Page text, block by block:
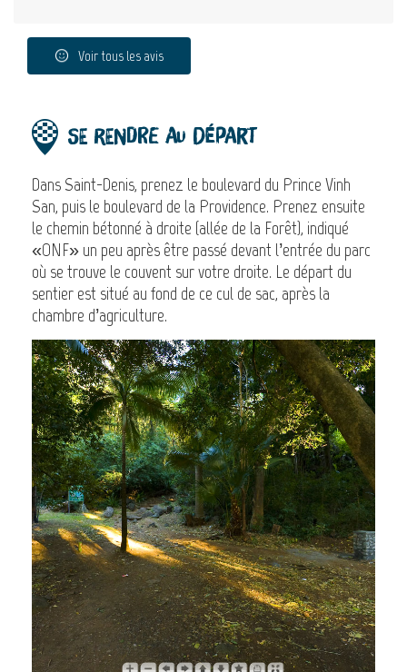
Voir tous les avis
Se rendre au départ
Dans Saint-Denis, prenez le boulevard du Prince Vinh
San, puis le boulevard de la Providence. Prenez ensuite
le chemin bétonné à droite (allée de la Forêt), indiqué
«ONF» un peu après être passé devant l’entrée du parc
où se trouve le couvent sur votre droite. Le départ du
sentier est situé au fond de ce cul de sac, après la
chambre d’agriculture.